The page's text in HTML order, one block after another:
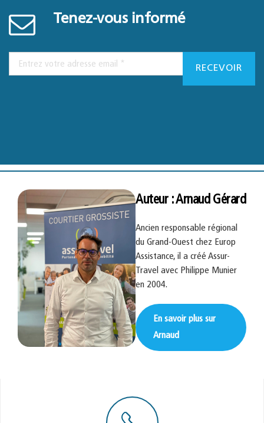
Tenez-vous informé
Auteur : Arnaud Gérard
Ancien responsable régional
du Grand-Ouest chez Europ
Assistance, il a créé Assur-
Travel avec Philippe Munier
en 2004.
En savoir plus sur
Arnaud